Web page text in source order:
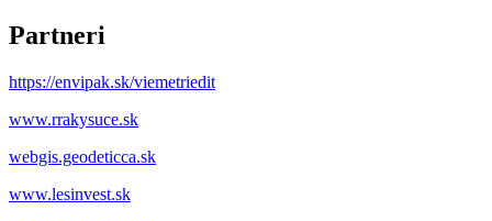
Partneri
https://envipak.sk/viemetriedit
www.rrakysuce.sk
webgis.geodeticca.sk
www.lesinvest.sk